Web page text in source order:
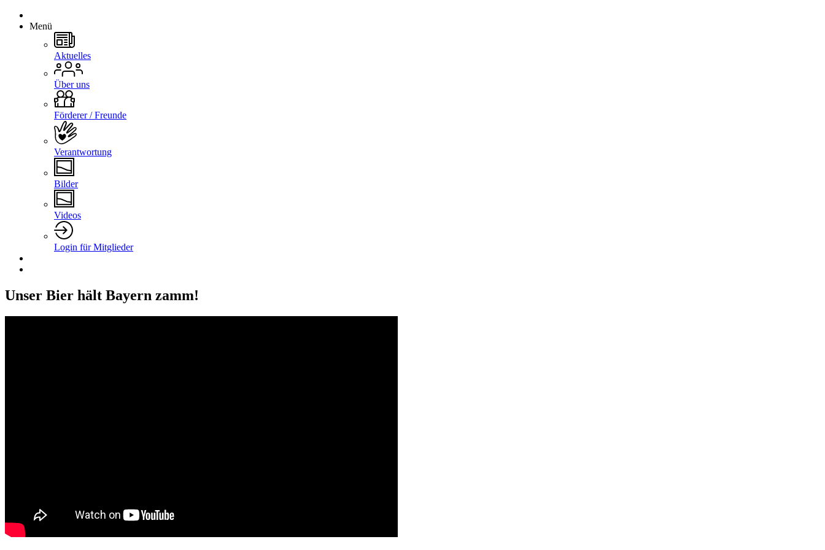
Menü
Aktuelles
Über uns
Förderer / Freunde
Verantwortung
Bilder
Videos
Login für Mitglieder
Unser Bier hält Bayern zamm!